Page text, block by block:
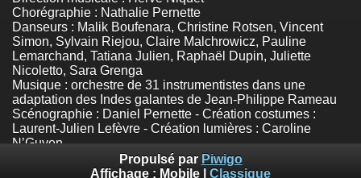
Chorégraphie : Nathalie Pernette
Danseurs : Malik Boufenara, Christine Rotsen, Vincent
Simon, Sylvain Riejou, Claire Malchrowicz, Pauline
Lemarchand, Tatiana Julien, Raphaël Dupin, Juliette
Nicoletto, Sara Grenga
Musique : orchestre de 31 instrumentistes dans une
adaptation des Indes galantes de Jean-Philippe Rameau
Scénographie : Daniel Pernette - Création costumes :
Laurent-Julien Lefèvre - Création lumières : Caroline
N’Guyen
Théâtre de Bourg-en-Bresse
© Emile Zeizig
Propulsé par Piwigo
Affichage : Mobile Classique